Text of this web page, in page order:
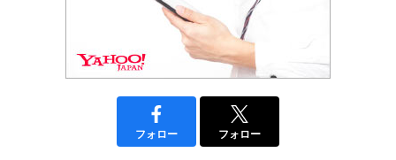
フォロー フォロー